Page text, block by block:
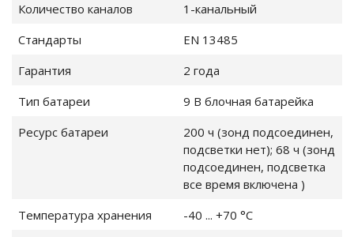
Количество каналов
1-канальный
Стандарты
EN 13485
Гарантия
2 года
Тип батареи
9 В блочная батарейка
Ресурс батареи
200 ч (зонд подсоединен,
подсветки нет); 68 ч (зонд
подсоединен, подсветка
все время включена )
Температура хранения
-40 ... +70 °C